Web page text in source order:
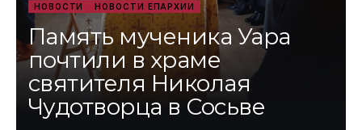
НОВОСТИ НОВОСТИ ЕПАРХИИ
Память мученика Уара
почтили в храме
святителя Николая
Чудотворца в Сосьве